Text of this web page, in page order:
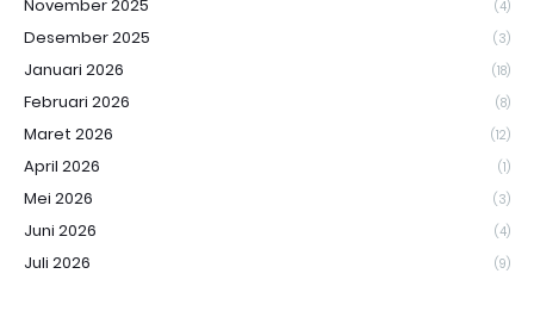
November 2025 (4)
Desember 2025 (3)
Januari 2026 (18)
Februari 2026 (8)
Maret 2026 (12)
April 2026 (1)
Mei 2026 (3)
Juni 2026 (4)
Juli 2026 (9)